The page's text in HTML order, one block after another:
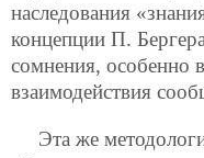
наследования
концепции П.
сомнения, особенно
взаимодействия
Эта же